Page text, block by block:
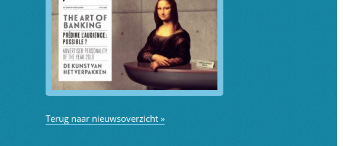
Terug naar nieuwsoverzicht »